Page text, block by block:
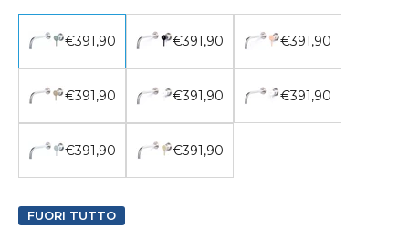
€391,90 €391,90 €391,90
€391,90 €391,90 €391,90
€391,90 €391,90
FUORI TUTTO